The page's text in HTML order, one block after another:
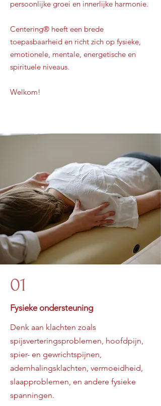
persoonlijke groei en innerlijke harmonie.
Centering® heeft een brede
toepasbaarheid en richt zich op fysieke,
emotionele, mentale, energetische en
spirituele niveaus.
Welkom!
01
Fysieke ondersteuning
Denk aan klachten zoals
spijsverteringsproblemen, hoofdpijn,
spier- en gewrichtspijnen,
ademhalingsklachten, vermoeidheid,
slaapproblemen, en andere fysieke
spanningen.